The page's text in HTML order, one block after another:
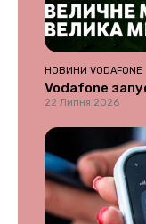
НОВИНИ VODAFONE
Vodafone
22 Липня 2026